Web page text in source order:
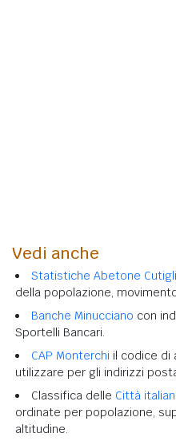
Vedi anche
Statistiche Abetone
della popolazione,
Banche Minucciano con
Sportelli Bancari.
CAP Monterchi il codice di
utilizzare per gli indirizzi
Classifica delle Città
ordinate per popolazione,
altitudine.